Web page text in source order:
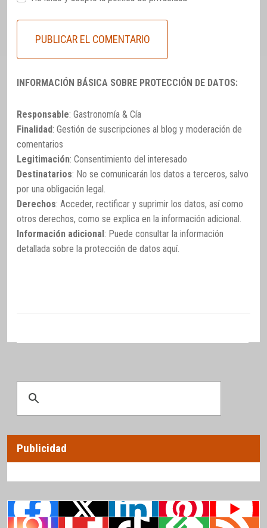
INFORMACIÓN BÁSICA SOBRE PROTECCIÓN DE DATOS:
Responsable: Gastronomía & Cía
Finalidad: Gestión de suscripciones al blog y moderación de
comentarios
Legitimación: Consentimiento del interesado
Destinatarios: No se comunicarán los datos a terceros, salvo
por una obligación legal.
Derechos: Acceder, rectificar y suprimir los datos, así como
otros derechos, como se explica en la información adicional.
Información adicional: Puede consultar la información
detallada sobre la protección de datos aquí.
Publicidad